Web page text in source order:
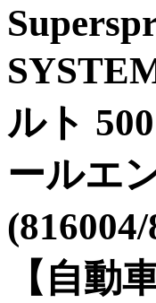
ルト
ールエ
【自動